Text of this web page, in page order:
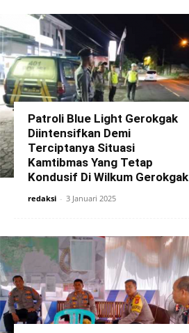
Patroli Blue Light Gerokgak
Diintensifkan Demi
Terciptanya Situasi
Kamtibmas Yang Tetap
Kondusif Di Wilkum Gerokgak
redaksi - 3 Januari 2025